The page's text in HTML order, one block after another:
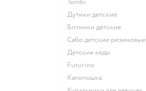
Дутики детские
Ботинки детские
Сабо детские резиновые
Детские кеды
Futurino
Капитошка